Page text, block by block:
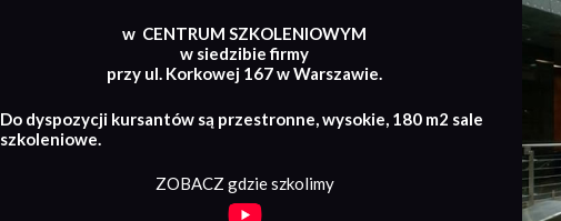
w CENTRUM SZKOLENIOWYM
w siedzibie firmy
przy ul. Korkowej 167 w Warszawie.
Do dyspozycji kursantów są przestronne, wysokie, 180 m2 sale
szkoleniowe.
ZOBACZ gdzie szkolimy